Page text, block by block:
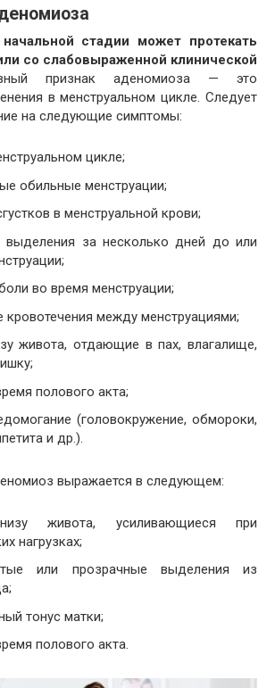
стадии может протекать
со слабовыраженной клинической
признак аденомиоза — это
в менструальном цикле. Следует
на следующие симптомы:
цикле;
обильные менструации;
в менструальной крови;
за несколько дней до или
во время менструации;
кровотечения между менструациями;
живота, отдающие в пах, влагалище,
полового акта;
(головокружение, обмороки,
и др.).
выражается в следующем:
живота, усиливающиеся при
нагрузках;
или прозрачные выделения из
тонус матки;
полового акта.